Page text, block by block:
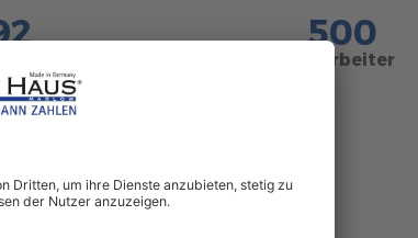
500
Mitarbeiter
und in